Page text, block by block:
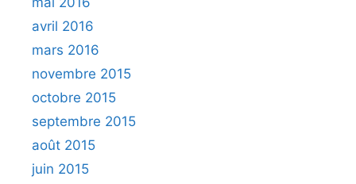
avril 2016
mars 2016
novembre 2015
octobre 2015
septembre 2015
août 2015
juin 2015